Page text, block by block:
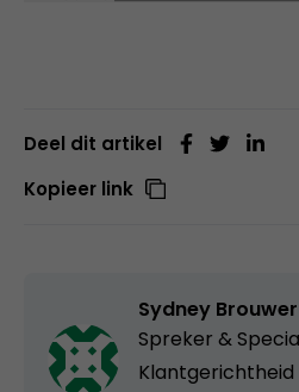
Deel dit artikel
Kopieer link
Sydney Brouwer
Spreker &
Klantgerichtheid